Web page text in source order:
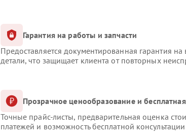
Гарантия на работы и запчасти
Предоставляется документированная гарантия
детали, что защищает клиента от повторных
Прозрачное ценообразование и
Точные прайс-листы, предварительная оценка
платежей и возможность бесплатной